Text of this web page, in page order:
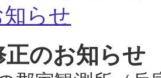
らせ
正のお知らせ